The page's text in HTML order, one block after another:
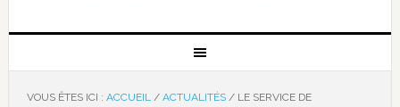
VOUS ÊTES ICI : ACCUEIL / ACTUALITÉS /LE SERVICE DE